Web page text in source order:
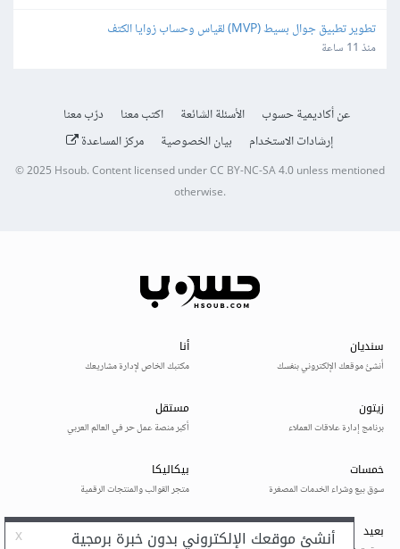
تطوير تطبيق جوال بسيط (MVP) لقياس وحساب زوايا الكتف
منذ 11 ساعة
عن أكاديمية حسوب الأسئلة الشائعة اكتب معنا
درّب معنا
إرشادات الاستخدام
بيان الخصوصية مركز المساعدة
© 2025 Hsoub.Content licensed underCC BY-NC-SA 4.0unless mentioned
otherwise.